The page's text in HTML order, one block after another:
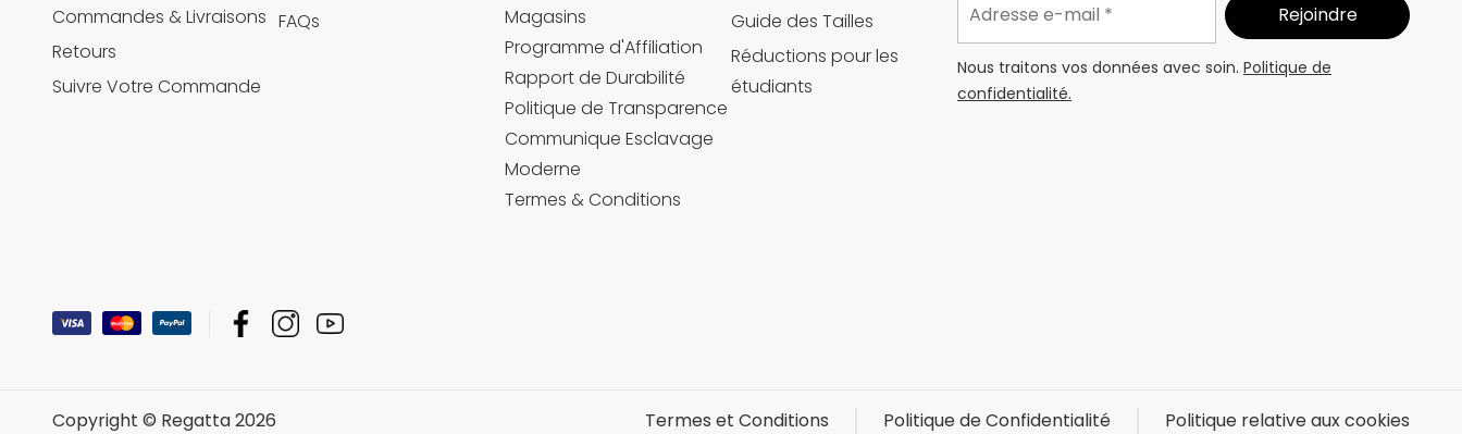
Commandes & Livraisons
Retours
Suivre Votre Commande
FAQs
Magasins
Programme d'Affiliation
Rapport de Durabilité
Politique de Transparence
Communique Esclavage
Moderne
Termes & Conditions
Guide des Tailles
Réductions pour les
étudiants
Nous traitons vos données avec soin. Politique de
confidentialité.
Termes et Conditions Politique de Confidentialité Politique relative aux cookies
Copyright © Regatta 2026